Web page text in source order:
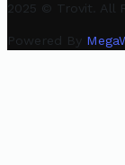
2025 © Trovit. All
Powered By